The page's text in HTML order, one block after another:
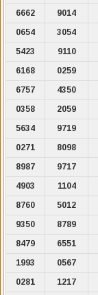
6662
9014
0654
3054
5423
9110
6168
0259
6757
4350
0358
2059
5634
9719
0271
8098
8987
9717
4903
1104
8760
5012
9350
8789
8479
6551
1993
0567
0281
1217